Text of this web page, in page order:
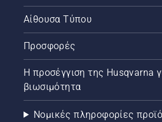
Αίθουσα Τύπου
Προσφορές
Η προσέγγιση της Husqvarna
βιωσιμότητα
Νομικές πληροφορίες